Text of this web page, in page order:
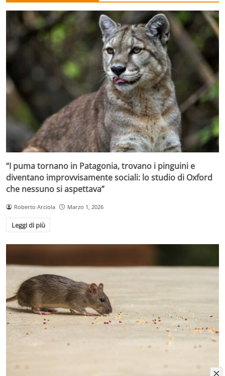
“I puma tornano in Patagonia, trovano i pinguini e
diventano improvvisamente sociali: lo studio di Oxford
che nessuno si aspettava”
Roberto Arciola Marzo 1, 2026
Leggi di più